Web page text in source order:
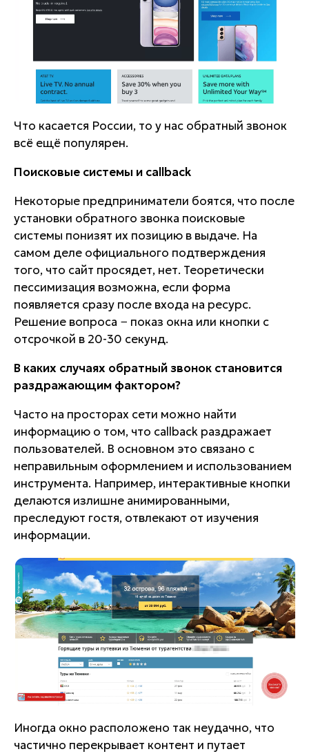
Что касается России, то у нас обратный звонок
всё ещё популярен.
Поисковые системы и callback
Некоторые предприниматели боятся, что после
установки обратного звонка поисковые
системы понизят их позицию в выдаче. На
самом деле официального подтверждения
того, что сайт просядет, нет. Теоретически
пессимизация возможна, если форма
появляется сразу после входа на ресурс.
Решение вопроса − показ окна или кнопки с
отсрочкой в 20-30 секунд.
В каких случаях обратный звонок становится
раздражающим фактором?
Часто на просторах сети можно найти
информацию о том, что callback раздражает
пользователей. В основном это связано с
неправильным оформлением и использованием
инструмента. Например, интерактивные кнопки
делаются излишне анимированными,
преследуют гостя, отвлекают от изучения
информации.
Иногда окно расположено так неудачно, что
частично перекрывает контент и путает